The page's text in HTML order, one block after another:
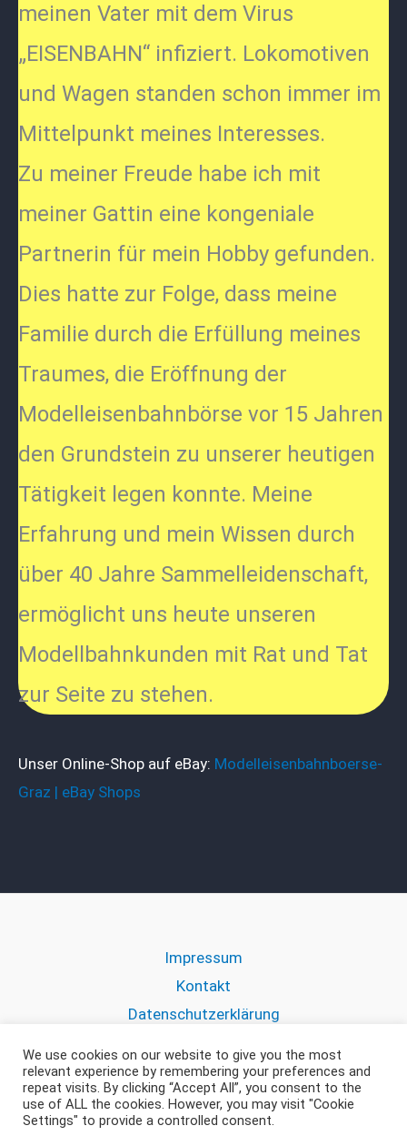
meinen Vater mit dem Virus
„EISENBAHN“ infiziert. Lokomotiven
und Wagen standen schon immer im
Mittelpunkt meines Interesses.
Zu meiner Freude habe ich mit
meiner Gattin eine kongeniale
Partnerin für mein Hobby gefunden.
Dies hatte zur Folge, dass meine
Familie durch die Erfüllung meines
Traumes, die Eröffnung der
Modelleisenbahnbörse vor 15 Jahren
den Grundstein zu unserer heutigen
Tätigkeit legen konnte. Meine
Erfahrung und mein Wissen durch
über 40 Jahre Sammelleidenschaft,
ermöglicht uns heute unseren
Modellbahnkunden mit Rat und Tat
zur Seite zu stehen.
Unser Online-Shop auf eBay: Modelleisenbahnboerse-
Graz | eBay Shops
Impressum
Kontakt
Datenschutzerklärung
Copyright © 2026 Modelleisenbahnboerse Graz
We use cookies on our website to give you the most
relevant experience by remembering your preferences and
repeat visits. By clicking “Accept All”, you consent to the
use of ALL the cookies. However, you may visit "Cookie
Settings" to provide a controlled consent.